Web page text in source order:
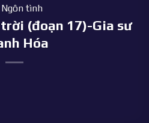
Ngôn tình
(đoạn 17)-Gia sư
Hóa